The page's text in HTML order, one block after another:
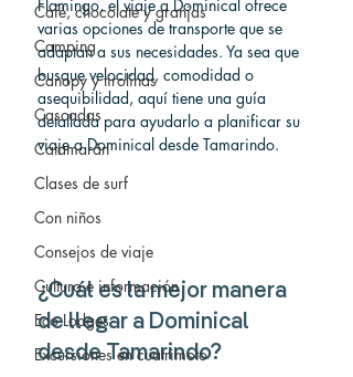
Café, chocolate y granjas
Camping
Canopy y tirolinas
Cascadas
Catamarán
Clases de surf
Con niños
Consejos de viaje
Cultura e información
Eco Lodges
Excursiones en cuatrimoto
Flamingo, el viaje a Dominical ofrece
varias opciones de transporte que se
adaptan a sus necesidades. Ya sea que
busque velocidad, comodidad o
asequibilidad, aquí tiene una guía
detallada para ayudarlo a planificar su
viaje a Dominical desde Tamarindo.
¿Cuál es la mejor manera
de llegar a Dominical
desde Tamarindo?